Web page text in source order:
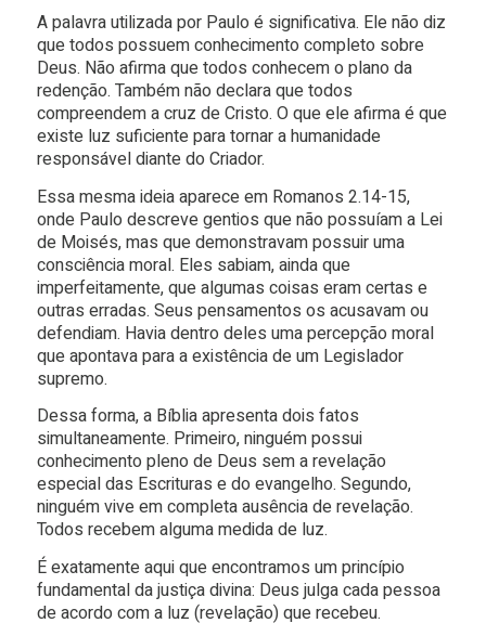
A palavra utilizada por Paulo é significativa. Ele não diz
que todos possuem conhecimento completo sobre
Deus. Não afirma que todos conhecem o plano da
redenção. Também não declara que todos
compreendem a cruz de Cristo. O que ele afirma é que
existe luz suficiente para tornar a humanidade
responsável diante do Criador.
Essa mesma ideia aparece em Romanos 2.14-15,
onde Paulo descreve gentios que não possuíam a Lei
de Moisés, mas que demonstravam possuir uma
consciência moral. Eles sabiam, ainda que
imperfeitamente, que algumas coisas eram certas e
outras erradas. Seus pensamentos os acusavam ou
defendiam. Havia dentro deles uma percepção moral
que apontava para a existência de um Legislador
supremo.
Dessa forma, a Bíblia apresenta dois fatos
simultaneamente. Primeiro, ninguém possui
conhecimento pleno de Deus sem a revelação
especial das Escrituras e do evangelho. Segundo,
ninguém vive em completa ausência de revelação.
Todos recebem alguma medida de luz.
É exatamente aqui que encontramos um princípio
fundamental da justiça divina: Deus julga cada pessoa
de acordo com a luz (revelação) que recebeu.